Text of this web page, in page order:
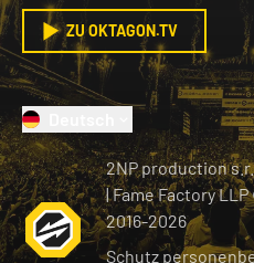
ZU OKTAGON.TV
2NP production
| Fame Factory
2016-2026
Schutz